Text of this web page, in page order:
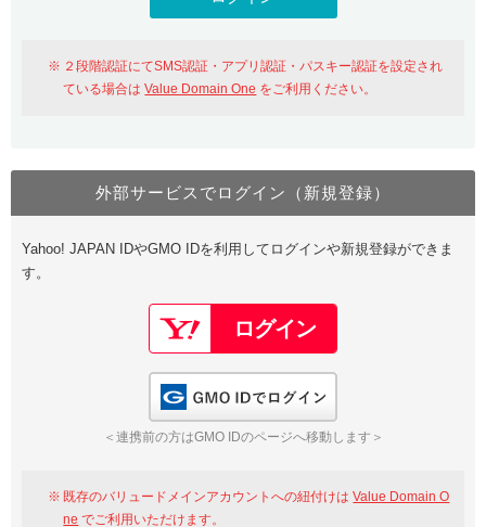
おすすめ One レンタルサーバーを含む最新の機能を使う方
Value Domain Oneにログイン
Google
GMO ID Amazon
※AmazonはValue Domain Oneのログイン画面へ遷移します
Value Domain Oneアカウント作成
以下でも登録可能
Google Yahoo!
GMO ID
２段階認証にてSMS認証・アプリ認証・パスキー認証を設定され
ている場合はValue Domain One をご利用ください。
外部サービスでログイン（新規登録）
Yahoo! JAPAN IDやGMO IDを利用してログインや新規登録ができま
す。
＜連携前の方はGMO IDのページへ移動します＞
既存のバリュードメインアカウントへの紐付けはValue Domain O
ne でご利用いただけます。